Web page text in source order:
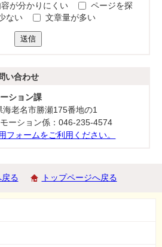
容が分かりにくい
ページを探
ない 文章量が多い
送信
い合わせ
ション課
老名市勝瀬175番地の1
ーション係：046-235-4574
フォームをご利用ください。
る トップページへ戻る